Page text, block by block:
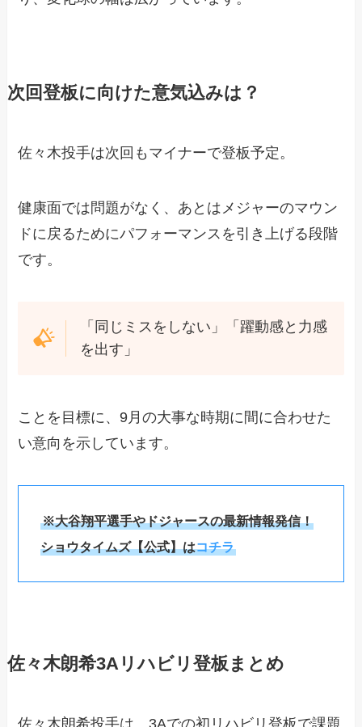
次回登板に向けた意気込みは？
佐々木投手は次回もマイナーで登板予定。
健康面では問題がなく、あとはメジャーのマウン
ドに戻るためにパフォーマンスを引き上げる段階
です。
「同じミスをしない」「躍動感と力感
を出す」
ことを目標に、9月の大事な時期に間に合わせた
い意向を示しています。
※大谷翔平選手やドジャースの最新情報発信！
ショウタイムズ【公式】はコチラ
佐々木朗希3Aリハビリ登板まとめ
佐々木朗希投手は、3Aでの初リハビリ登板で課題